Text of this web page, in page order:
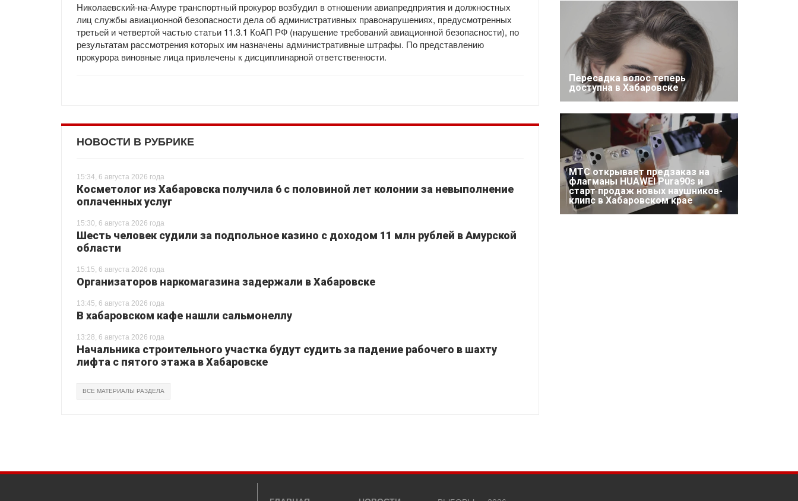
Николаевский-на-Амуре транспортный прокурор возбудил в отношении авиапредприятия и должностных
лиц службы авиационной безопасности дела об административных правонарушениях, предусмотренных
третьей и четвертой частью статьи 11.3.1 КоАП РФ (нарушение требований авиационной безопасности), по
результатам рассмотрения которых им назначены административные штрафы. По представлению
прокурора виновные лица привлечены к дисциплинарной ответственности.
НОВОСТИ В РУБРИКЕ
15:34, 6 августа 2026 года
Косметолог из Хабаровска получила 6 с половиной лет колонии за невыполнение
оплаченных услуг
15:30, 6 августа 2026 года
Шесть человек судили за подпольное казино с доходом 11 млн рублей в Амурской
области
15:15, 6 августа 2026 года
Организаторов наркомагазина задержали в Хабаровске
13:45, 6 августа 2026 года
В хабаровском кафе нашли сальмонеллу
13:28, 6 августа 2026 года
Начальника строительного участка будут судить за падение рабочего в шахту
лифта с пятого этажа в Хабаровске
ВСЕ МАТЕРИАЛЫ РАЗДЕЛА
Пересадка волос теперь
доступна в Хабаровске
МТС открывает предзаказ на
флагманы HUAWEI Pura90s и
старт продаж новых наушников-
клипс в Хабаровском крае